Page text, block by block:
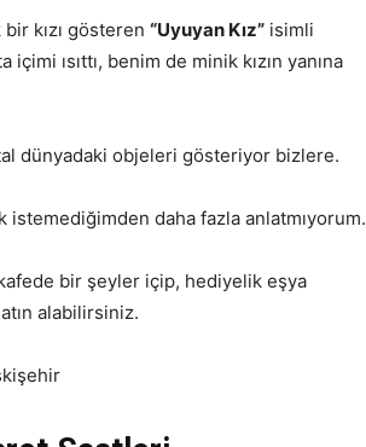
kızı gösteren “Uyuyan Kız” isimli
ısıttı, benim de minik kızın yanına
dünyadaki objeleri gösteriyor bizlere.
istemediğimden daha fazla anlatmıyorum.
bir şeyler içip, hediyelik eşya
alabilirsiniz.